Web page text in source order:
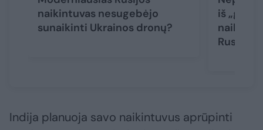
naikintuvas nesugebėjo
sunaikinti Ukrainos dronų?
iš
Rusijos
Indija planuoja savo naikintuvus aprūpinti